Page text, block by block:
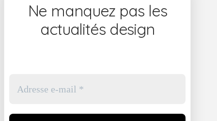
Ne manquez pas les
actualités design